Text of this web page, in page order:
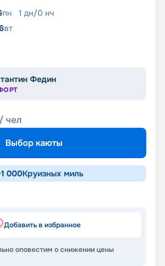
пн 1 дн/0 нч
вт
Федин
/ чел
Выбор каюты
1 000Круизных миль
Добавить в избранное
оповестим о снижении цены